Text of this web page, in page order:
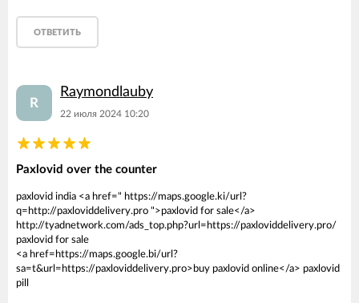
ОТВЕТИТЬ
R
Raymondlauby
22 июля 2024 10:20
Paxlovid over the counter
paxlovid india <a href=" https://maps.google.ki/url?
q=http://paxloviddelivery.pro ">paxlovid for sale</a>
http://tyadnetwork.com/ads_top.php?url=https://paxloviddelivery.pro/
paxlovid for sale
<a href=https://maps.google.bi/url?
sa=t&url=https://paxloviddelivery.pro>buy paxlovid online</a> paxlovid
pill